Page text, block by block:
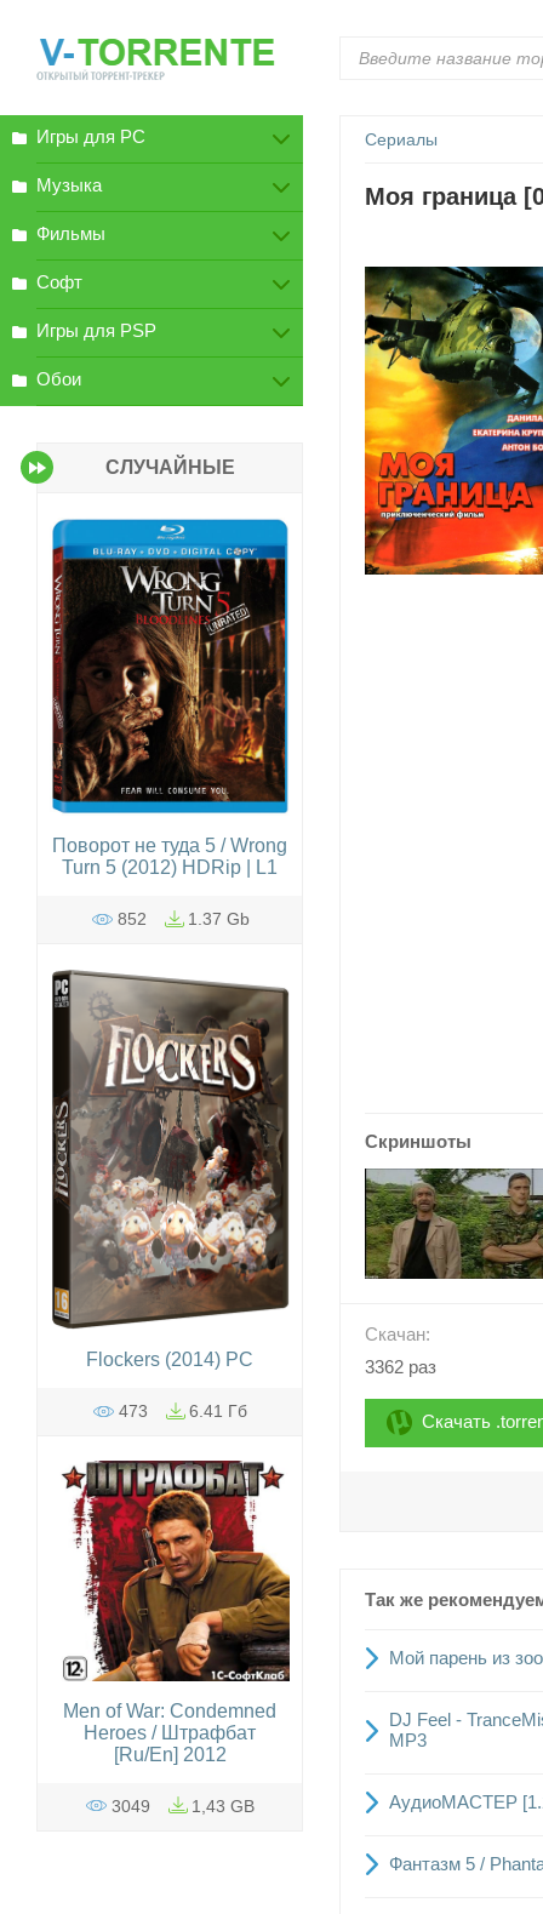
Сериалы
Моя граница
Скриншоты
Скачан:
3362 раз
Скачать
Так же
Мой парень из
DJ Feel -
MP3
АудиоМАСТЕР
Фантазм 5 /
Игры для PC
Музыка
Фильмы
Софт
Игры для PSP
Обои
СЛУЧАЙНЫЕ
Поворот не туда 5 / Wrong
Turn 5 (2012) HDRip | L1
852 1.37 Gb
Flockers (2014) PC
473 6.41 Гб
Men of War: Condemned
Heroes / Штрафбат
[Ru/En] 2012
3049 1,43 GB